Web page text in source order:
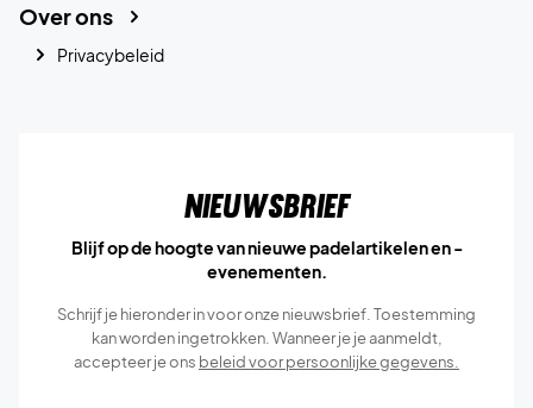
Over ons
Privacybeleid
Nieuwsbrief
Blijf op de hoogte van nieuwe padelartikelen en -
evenementen.
Schrijf je hieronder in voor onze nieuwsbrief. Toestemming
kan worden ingetrokken. Wanneer je je aanmeldt,
accepteer je ons beleid voor persoonlijke gegevens.